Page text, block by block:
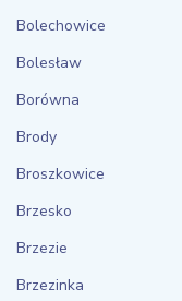
Bolechowice
Bolesław
Borówna
Brody
Broszkowice
Brzesko
Brzezie
Brzezinka